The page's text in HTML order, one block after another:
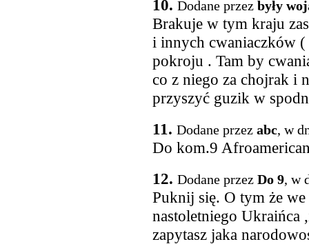
10. Dodane przez były
Brakuje w tym kraju
i innych cwaniaczków
pokroju . Tam by
co z niego za chojrak i
przyszyć guzik w
11. Dodane przez abc, w
Do kom.9
12. Dodane przez Do 9, w
Puknij się. O tym że
nastoletniego Ukraińca
zapytasz jaka